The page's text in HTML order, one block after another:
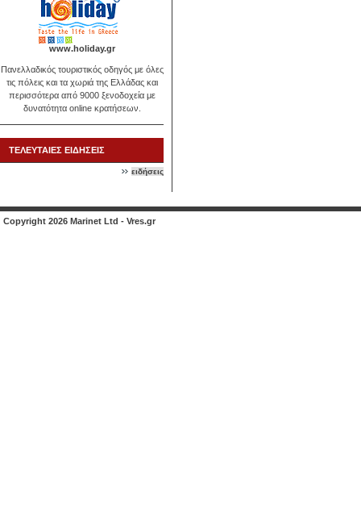
www.holiday.gr
Πανελλαδικός τουριστικός οδηγός με όλες
τις πόλεις και τα χωριά της Ελλάδας και
περισσότερα από 9000 ξενοδοχεία με
δυνατότητα online κρατήσεων.
ΤΕΛΕΥΤΑΙΕΣ ΕΙΔΗΣΕΙΣ
ειδήσεις
Copyright 2026 Marinet Ltd - Vres.gr